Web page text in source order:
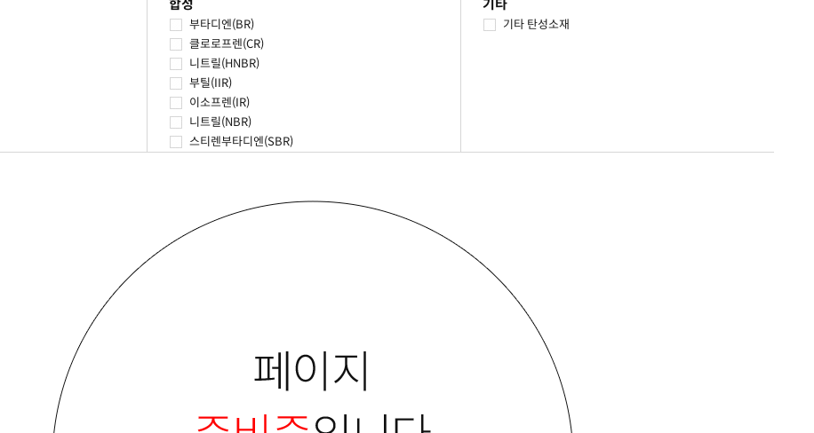
합성
부타디엔(BR)
클로로프렌(CR)
니트릴(HNBR)
부틸(IIR)
이소프렌(IR)
니트릴(NBR)
스티렌부타디엔(SBR)
씨에스엠(CSM)
에피클로로히드린(ECO)
기타
기타 탄성소재